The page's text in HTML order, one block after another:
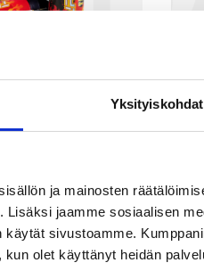
Yksityiskohdat
ja mainosten
Lisäksi jaamme sosiaalisen
sivustoamme.
olet käyttänyt heidän
€
3kpl/pkt